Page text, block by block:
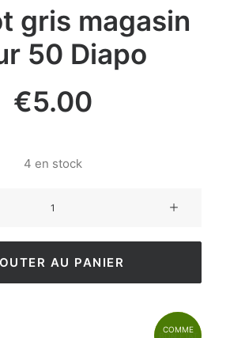
gris magasin
50 Diapo
€5.00
4 en stock
AU PANIER
BON ÉTAT
COMME